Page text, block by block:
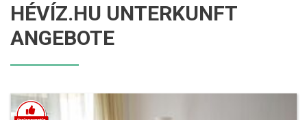
HÉVÍZ.HU UNTERKUNFT
ANGEBOTE